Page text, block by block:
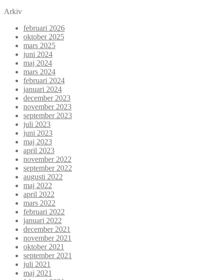
Arkiv
februari 2026
oktober 2025
mars 2025
juni 2024
maj 2024
mars 2024
februari 2024
januari 2024
december 2023
november 2023
september 2023
juli 2023
juni 2023
maj 2023
april 2023
november 2022
september 2022
augusti 2022
maj 2022
april 2022
mars 2022
februari 2022
januari 2022
december 2021
november 2021
oktober 2021
september 2021
juli 2021
maj 2021